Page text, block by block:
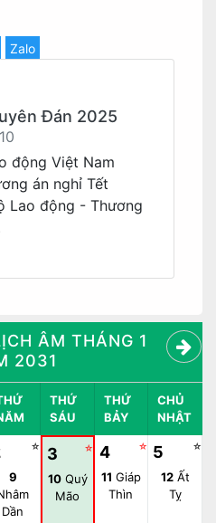
Zalo
Đán 2025
động Việt Nam
án nghỉ Tết
Lao động - Thương
ÂM THÁNG 1
2031
THỨ
SÁU
THỨ
BẢY
CHỦ
NHẬT
☆
9
Dần
3 ☆
10Quý
Mão
4 ☆
11 Giáp
Thìn
5 ☆
12Ất
Tỵ